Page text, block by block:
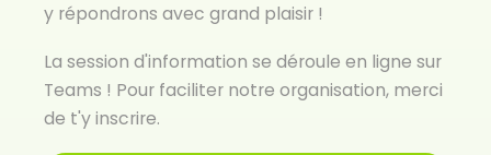
y répondrons avec grand plaisir !
La session d'information se déroule en ligne sur
Teams ! Pour faciliter notre organisation, merci
de t'y inscrire.